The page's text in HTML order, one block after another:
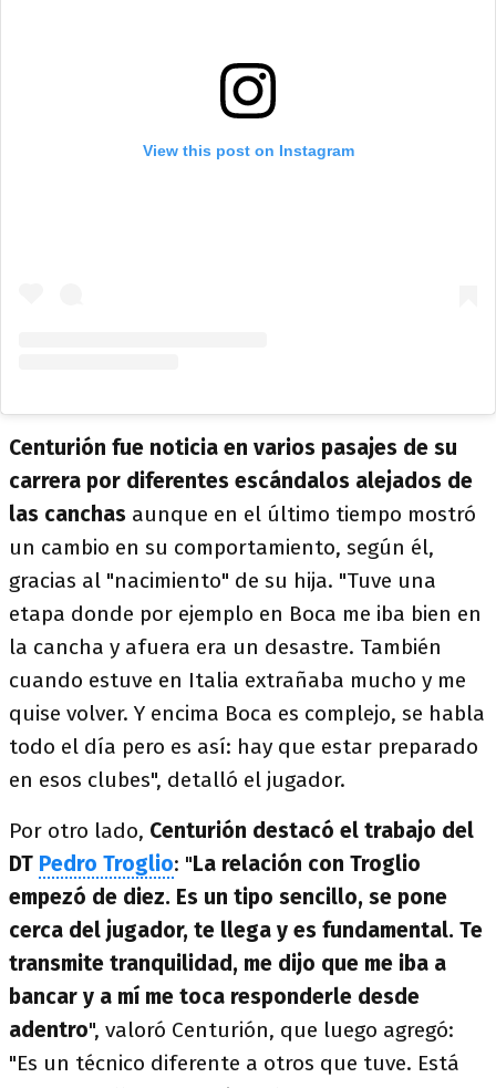
View this post on Instagram
Centurión fue noticia en varios pasajes de su
carrera por diferentes escándalos alejados de
las canchas aunque en el último tiempo mostró
un cambio en su comportamiento, según él,
gracias al "nacimiento" de su hija. "Tuve una
etapa donde por ejemplo en Boca me iba bien en
la cancha y afuera era un desastre. También
cuando estuve en Italia extrañaba mucho y me
quise volver. Y encima Boca es complejo, se habla
todo el día pero es así: hay que estar preparado
en esos clubes", detalló el jugador.
Por otro lado, Centurión destacó el trabajo del
DT Pedro Troglio: "La relación con Troglio
empezó de diez. Es un tipo sencillo, se pone
cerca del jugador, te llega y es fundamental. Te
transmite tranquilidad, me dijo que me iba a
bancar y a mí me toca responderle desde
adentro", valoró Centurión, que luego agregó:
"Es un técnico diferente a otros que tuve. Está